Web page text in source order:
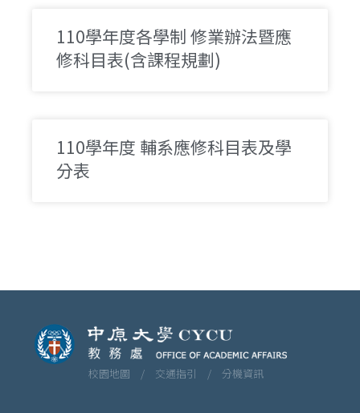
110學年度各學制 修業辦法暨應
修科目表​​(含課程規劃)
110學年度 輔系應修科目表及學
分表​
校園地圖 / 交通指引 / 分機資訊